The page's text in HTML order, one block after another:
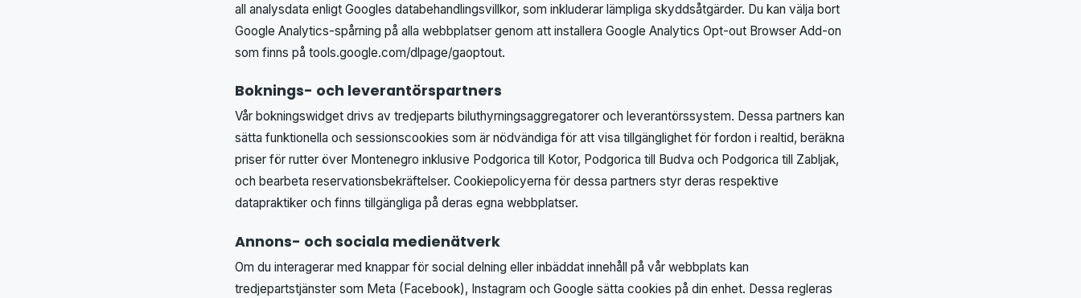
all analysdata enligt Googles databehandlingsvillkor, som inkluderar lämpliga skyddsåtgärder. Du kan välja bort
Google Analytics-spårning på alla webbplatser genom att installera Google Analytics Opt-out Browser Add-on
som finns på tools.google.com/dlpage/gaoptout.
Boknings- och leverantörspartners
Vår bokningswidget drivs av tredjeparts biluthyrningsaggregatorer och leverantörssystem. Dessa partners kan
sätta funktionella och sessionscookies som är nödvändiga för att visa tillgänglighet för fordon i realtid, beräkna
priser för rutter över Montenegro inklusive Podgorica till Kotor, Podgorica till Budva och Podgorica till Zabljak,
och bearbeta reservationsbekräftelser. Cookiepolicyerna för dessa partners styr deras respektive
datapraktiker och finns tillgängliga på deras egna webbplatser.
Annons- och sociala medienätverk
Om du interagerar med knappar för social delning eller inbäddat innehåll på vår webbplats kan
tredjepartstjänster som Meta (Facebook), Instagram och Google sätta cookies på din enhet. Dessa regleras